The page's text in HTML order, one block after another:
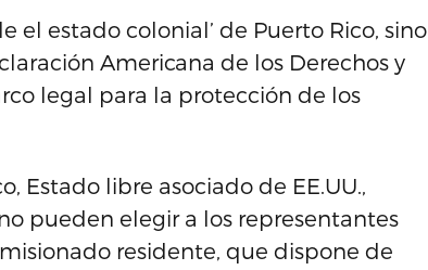
el estado colonial’ de Puerto Rico, sino
Americana de los Derechos y
legal para la protección de los
Estado libre asociado de EE.UU.,
pueden elegir a los representantes
residente, que dispone de